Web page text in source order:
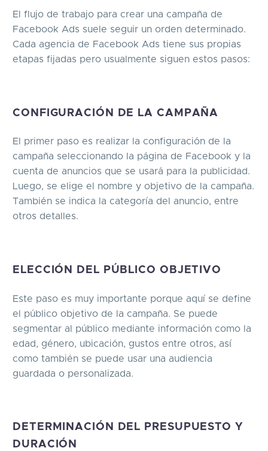
El flujo de trabajo para crear una campaña de
Facebook Ads suele seguir un orden determinado.
Cada agencia de Facebook Ads tiene sus propias
etapas fijadas pero usualmente siguen estos pasos:
CONFIGURACIÓN DE LA CAMPAÑA
El primer paso es realizar la configuración de la
campaña seleccionando la página de Facebook y la
cuenta de anuncios que se usará para la publicidad.
Luego, se elige el nombre y objetivo de la campaña.
También se indica la categoría del anuncio, entre
otros detalles.
ELECCIÓN DEL PÚBLICO OBJETIVO
Este paso es muy importante porque aquí se define
el público objetivo de la campaña. Se puede
segmentar al público mediante información como la
edad, género, ubicación, gustos entre otros, así
como también se puede usar una audiencia
guardada o personalizada.
DETERMINACIÓN DEL PRESUPUESTO Y
DURACIÓN